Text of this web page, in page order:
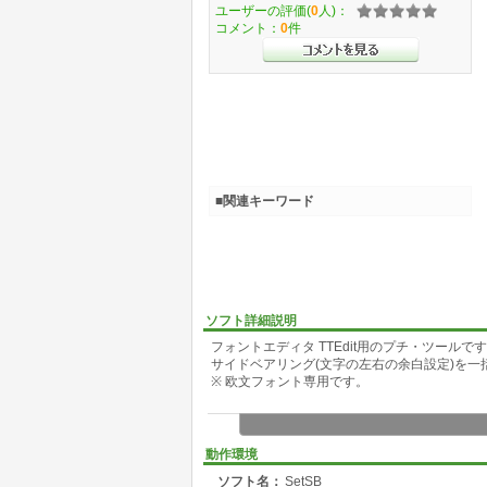
ソフト詳細説明
フォントエディタ TTEdit用のプチ・ツールです
サイドベアリング(文字の左右の余白設定)を一
※ 欧文フォント専用です。
動作環境
ソフト名： SetSB
ユーザーの評価(0 人)：
コメント： 0件
■関連キーワード